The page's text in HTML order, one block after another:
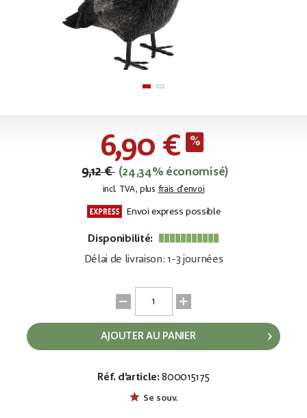
6,90 €
9,12 € (24,34% économisé)
incl. TVA, plus frais d'envoi
Envoi express possible
Disponibilité:
Délai de livraison: 1-3 journées
AJOUTER AU PANIER
Réf. d’article: 800015175
Se souv.